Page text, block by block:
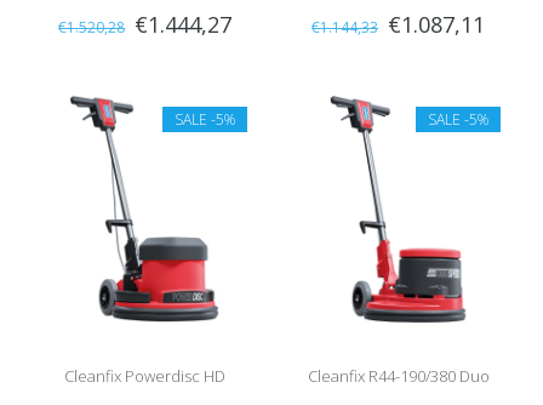
€1.520,28 €1.444,27 €1.144,33 €1.087,11
SALE -5%
Cleanfix Powerdisc HD
SALE -5%
Cleanfix R44-190/380 Duo